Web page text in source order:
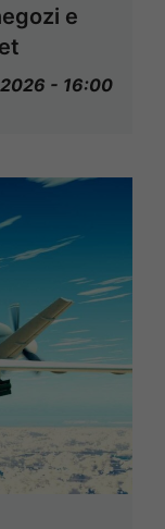
e
2026 - 16:00